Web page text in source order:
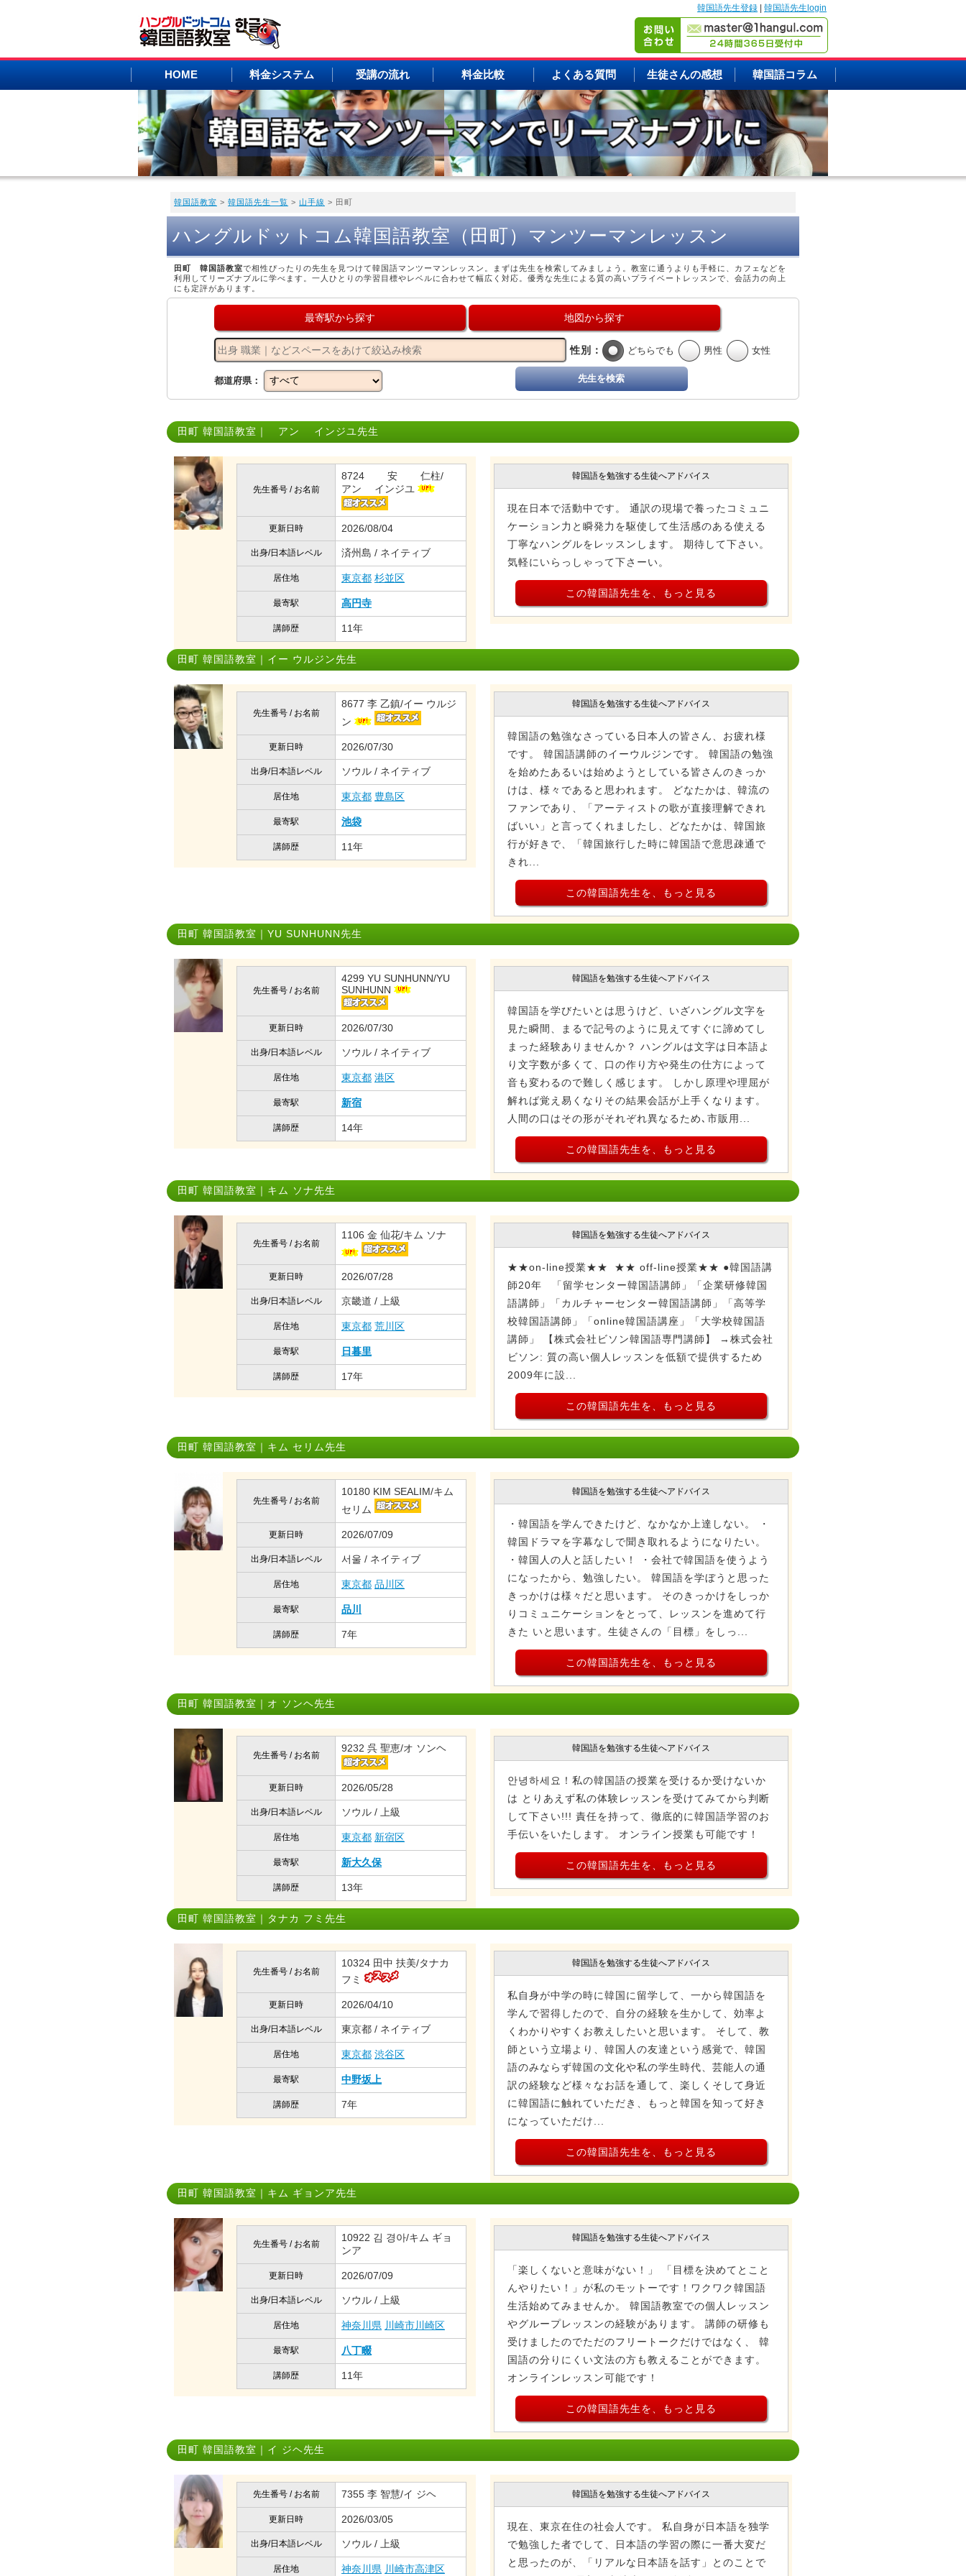
韓国語先生登録 韓国語先生login
HOME 料金システム 受講の流れ 料金比較 よくある質問 生徒さんの感想 韓国語コラム
韓国語教室 > 韓国語先生一覧 > 山手線 > 田町
ハングルドットコム韓国語教室（田町）マンツーマンレッスン
田町 韓国語教室で相性ぴったりの先生を見つけて韓国語マンツーマンレッスン。まずは先生を検索してみましょう。教室に通うよりも手軽に、カフェなどを
利用してリーズナブルに学べます。一人ひとりの学習目標やレベルに合わせて幅広く対応。優秀な先生による質の高いプライベートレッスンで、会話力の向上
にも定評があります。
最寄駅から探す 地図から探す
性別： どちらでも 男性 女性
都道府県： 先生を検索
田町 韓国語教室｜ アン インジユ先生
先生番号 / お名前
8724 安 仁柱/
アン インジユ
更新日時 2026/08/04
出身/日本語レベル 済州島 / ネイティブ
居住地 東京都 杉並区
最寄駅 高円寺
講師歴 11年
韓国語を勉強する生徒へアドバイス
現在日本で活動中です。 通訳の現場で養ったコミュニ
ケーション力と瞬発力を駆使して生活感のある使える
丁寧なハングルをレッスンします。 期待して下さい。
気軽にいらっしゃって下さーい。
この韓国語先生を、もっと見る
田町 韓国語教室｜イー ウルジン先生
先生番号 / お名前
8677 李 乙鎮/イー ウルジ
ン
更新日時 2026/07/30
出身/日本語レベル ソウル / ネイティブ
居住地 東京都 豊島区
最寄駅 池袋
講師歴 11年
韓国語を勉強する生徒へアドバイス
韓国語の勉強なさっている日本人の皆さん、お疲れ様
です。 韓国語講師のイーウルジンです。 韓国語の勉強
を始めたあるいは始めようとしている皆さんのきっか
けは、様々であると思われます。 どなたかは、韓流の
ファンであり、「アーティストの歌が直接理解できれ
ばいい」と言ってくれましたし、どなたかは、韓国旅
行が好きで、「韓国旅行した時に韓国語で意思疎通で
きれ...
この韓国語先生を、もっと見る
田町 韓国語教室｜YU SUNHUNN先生
先生番号 / お名前
4299 YU SUNHUNN/YU
SUNHUNN
更新日時 2026/07/30
出身/日本語レベル ソウル / ネイティブ
居住地 東京都 港区
最寄駅 新宿
講師歴 14年
韓国語を勉強する生徒へアドバイス
韓国語を学びたいとは思うけど、いざハングル文字を
見た瞬間、まるで記号のように見えてすぐに諦めてし
まった経験ありませんか？ ハングルは文字は日本語よ
り文字数が多くて、口の作り方や発生の仕方によって
音も変わるので難しく感じます。 しかし原理や理屈が
解れば覚え易くなりその結果会話が上手くなります。
人間の口はその形がそれぞれ異なるため､市販用...
この韓国語先生を、もっと見る
田町 韓国語教室｜キム ソナ先生
先生番号 / お名前
1106 金 仙花/キム ソナ
更新日時 2026/07/28
出身/日本語レベル 京畿道 / 上級
居住地 東京都 荒川区
最寄駅 日暮里
講師歴 17年
韓国語を勉強する生徒へアドバイス
★★on-line授業★★ ★★ off-line授業★★ ●韓国語講
師20年 「留学センター韓国語講師」「企業研修韓国
語講師」「カルチャーセンター韓国語講師」「高等学
校韓国語講師」「online韓国語講座」「大学校韓国語
講師」 【株式会社ビソン韓国語専門講師】 →株式会社
ビソン: 質の高い個人レッスンを低額で提供するため
2009年に設...
この韓国語先生を、もっと見る
田町 韓国語教室｜キム セリム先生
先生番号 / お名前
10180 KIM SEALIM/キム
セリム
更新日時 2026/07/09
出身/日本語レベル 서울 / ネイティブ
居住地 東京都 品川区
最寄駅 品川
講師歴 7年
韓国語を勉強する生徒へアドバイス
・韓国語を学んできたけど、なかなか上達しない。 ・
韓国ドラマを字幕なしで聞き取れるようになりたい。
・韓国人の人と話したい！ ・会社で韓国語を使うよう
になったから、勉強したい。 韓国語を学ぼうと思った
きっかけは様々だと思います。 そのきっかけをしっか
りコミュニケーションをとって、レッスンを進めて行
きた いと思います。生徒さんの「目標」をしっ...
この韓国語先生を、もっと見る
田町 韓国語教室｜オ ソンヘ先生
先生番号 / お名前
9232 呉 聖恵/オ ソンヘ
更新日時 2026/05/28
出身/日本語レベル ソウル / 上級
居住地 東京都 新宿区
最寄駅 新大久保
講師歴 13年
韓国語を勉強する生徒へアドバイス
안녕하세요！私の韓国語の授業を受けるか受けないか
は とりあえず私の体験レッスンを受けてみてから判断
して下さい!!! 責任を持って、徹底的に韓国語学習のお
手伝いをいたします。 オンライン授業も可能です！
この韓国語先生を、もっと見る
田町 韓国語教室｜タナカ フミ先生
先生番号 / お名前
10324 田中 扶美/タナカ
フミ
更新日時 2026/04/10
出身/日本語レベル 東京都 / ネイティブ
居住地 東京都 渋谷区
最寄駅 中野坂上
講師歴 7年
韓国語を勉強する生徒へアドバイス
私自身が中学の時に韓国に留学して、一から韓国語を
学んで習得したので、自分の経験を生かして、効率よ
くわかりやすくお教えしたいと思います。 そして、教
師という立場より、韓国人の友達という感覚で、韓国
語のみならず韓国の文化や私の学生時代、芸能人の通
訳の経験など様々なお話を通して、楽しくそして身近
に韓国語に触れていただき、もっと韓国を知って好き
になっていただけ...
この韓国語先生を、もっと見る
田町 韓国語教室｜キム ギョンア先生
先生番号 / お名前
10922 김 경아/キム ギョ
ンア
更新日時 2026/07/09
出身/日本語レベル ソウル / 上級
居住地 神奈川県 川崎市川崎区
最寄駅 八丁畷
講師歴 11年
韓国語を勉強する生徒へアドバイス
「楽しくないと意味がない！」 「目標を決めてとこと
んやりたい！」が私のモットーです！ワクワク韓国語
生活始めてみませんか。 韓国語教室での個人レッスン
やグループレッスンの経験があります。 講師の研修も
受けましたのでただのフリートークだけではなく、 韓
国語の分りにくい文法の方も教えることができます。
オンラインレッスン可能です！
この韓国語先生を、もっと見る
田町 韓国語教室｜イ ジヘ先生
先生番号 / お名前 7355 李 智慧/イ ジヘ
更新日時 2026/03/05
出身/日本語レベル ソウル / 上級
居住地 神奈川県 川崎市高津区
韓国語を勉強する生徒へアドバイス
現在、東京在住の社会人です。 私自身が日本語を独学
で勉強した者でして、日本語の学習の際に一番大変だ
と思ったのが、「リアルな日本語を話す」とのことで